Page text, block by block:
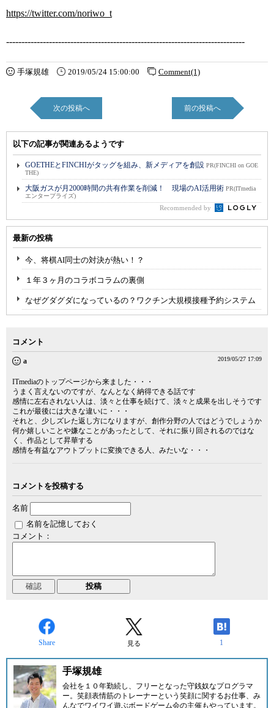
https://twitter.com/noriwo_t
------------------------------------------------------------------------------
手塚規雄 2019/05/24 15:00:00 Comment(1)
次の投稿へ 前の投稿へ
以下の記事が関連あるようです
GOETHEとFINCHIがタッグを組み、新メディアを創設 PR(FINCHI on GOE
THE)
大阪ガスが月2000時間の共有作業を削減！ 現場のAI活用術 PR(ITmedia
エンタープライズ)
Recommended by
最新の投稿
今、将棋AI同士の対決が熱い！？
１年３ヶ月のコラボコラムの裏側
なぜグダグダになっているの？ワクチン大規模接種予約システム
コメント
a 2019/05/27 17:09
ITmediaのトップページから来ました・・・
うまく言えないのですが、なんとなく納得できる話です
感情に左右されない人は、淡々と仕事を続けて、淡々と成果を出しそうです
これが最後には大きな違いに・・・
それと、少しズレた返し方になりますが、創作分野の人ではどうでしょうか
何か嬉しいことや嫌なことがあったとして、それに振り回されるのではな
く、作品として昇華する
感情を有益なアウトプットに変換できる人、みたいな・・・
コメントを投稿する
名前
名前を記憶しておく
コメント：
Share 見る 1
手塚規雄
会社を１０年勤続し、フリーとなった守銭奴なプログラマ
ー。笑顔表情筋のトレーナーという笑顔に関するお仕事、み
んなでワイワイ遊ぶボードゲーム会の主催もやっています。